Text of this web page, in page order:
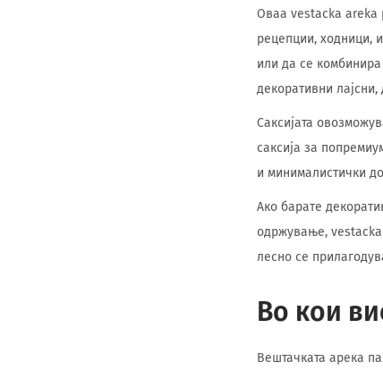
Оваа vestacka areka
рецепции, ходници,
или да се комбинира
декоративни
Саксијата
саксија за
и минималистички
Ако барате
одржување, vestacka
лесно се
Во кои
Вештачката арека